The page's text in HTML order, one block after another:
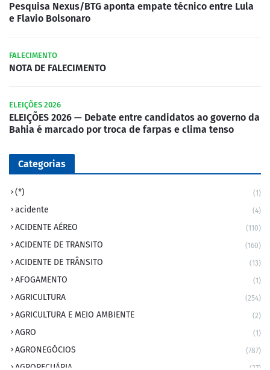
Pesquisa Nexus/BTG aponta empate técnico entre Lula
e Flavio Bolsonaro
FALECIMENTO
NOTA DE FALECIMENTO
ELEIÇÕES 2026
ELEIÇÕES 2026 — Debate entre candidatos ao governo da
Bahia é marcado por troca de farpas e clima tenso
Categorias
(*) (1)
acidente (4)
ACIDENTE AÉREO (110)
ACIDENTE DE TRANSITO (160)
ACIDENTE DE TRÂNSITO (13)
AFOGAMENTO (1)
AGRICULTURA (254)
AGRICULTURA E MEIO AMBIENTE (2)
AGRO (1)
AGRONEGÓCIOS (787)
AGROPECUÁRIA